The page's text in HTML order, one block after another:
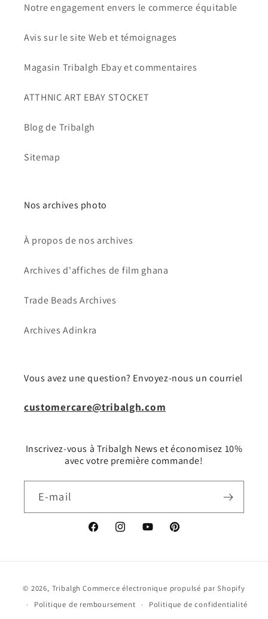
Notre engagement envers le commerce équitable
Avis sur le site Web et témoignages
Magasin Tribalgh Ebay et commentaires
ATTHNIC ART EBAY STOCKET
Blog de Tribalgh
Sitemap
Nos archives photo
À propos de nos archives
Archives d'affiches de film ghana
Trade Beads Archives
Archives Adinkra
Vous avez une question? Envoyez-nous un courriel
customercare@tribalgh.com
Inscrivez-vous à Tribalgh News et économisez 10%
avec votre première commande!
E-mail
FacebookInstagramYouTubePinterest
© 2026, Tribalgh Commerce électronique propulsé par Shopify
Politique de remboursement
Politique de confidentialité